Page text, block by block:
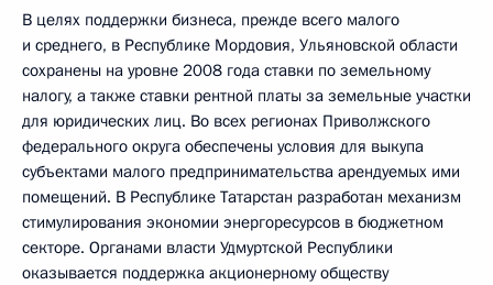
В целях поддержки бизнеса, прежде всего малого
и среднего, в Республике Мордовия, Ульяновской области
сохранены на уровне 2008 года ставки по земельному
налогу, а также ставки рентной платы за земельные участки
для юридических лиц. Во всех регионах Приволжского
федерального округа обеспечены условия для выкупа
субъектами малого предпринимательства арендуемых ими
помещений. В Республике Татарстан разработан механизм
стимулирования экономии энергоресурсов в бюджетном
секторе. Органами власти Удмуртской Республики
оказывается поддержка акционерному обществу